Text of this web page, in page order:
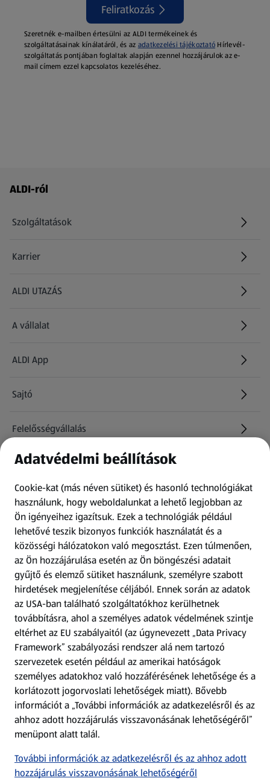
Feliratkozás
Szeretnék e-mailben értesülni az ALDI termékeinek és
szolgáltatásainak kínálatáról, és az adatkezelési tájékoztató Hírlevél-
szolgáltatás pontjában foglaltak alapján ezennel hozzájárulok az e-
mail címem ezzel kapcsolatos kezeléséhez.
Láblécmenü - további linkek
ALDI-ról
Szolgáltatások
Karrier
(új oldalon nyílik meg)
ALDI UTAZÁS
(új oldalon nyílik meg)
A vállalat
ALDI App
Sajtó
Felelősségvállalás
Információk
Kérdőív
Fizetési lehetőségek
ALDI utalványok
Árcsökkentés
Adattörlő alkalmazás
Szervizpont
(új oldalon nyílik meg)
Fedezz fel minket az interneten!
Töltsd le az ALDI Magyarország applikációt!
Adatvédelmi beállítások
Cookie-kat (más néven sütiket) és hasonló technológiákat
használunk, hogy weboldalunkat a lehető legjobban az
Ön igényeihez igazítsuk. Ezek a technológiák például
lehetővé teszik bizonyos funkciók használatát és a
közösségi hálózatokon való megosztást. Ezen túlmenően,
az Ön hozzájárulása esetén az Ön böngészési adatait
gyűjtő és elemző sütiket használunk, személyre szabott
hirdetések megjelenítése céljából. Ennek során az adatok
az USA-ban található szolgáltatókhoz kerülhetnek
továbbításra, ahol a személyes adatok védelmének szintje
eltérhet az EU szabályaitól (az úgynevezett „Data Privacy
Framework” szabályozási rendszer alá nem tartozó
szervezetek esetén például az amerikai hatóságok
személyes adatokhoz való hozzáférésének lehetősége és a
korlátozott jogorvoslati lehetőségek miatt). Bővebb
információt a „További információk az adatkezelésről és az
ahhoz adott hozzájárulás visszavonásának lehetőségéről”
menüpont alatt talál.
További információk az adatkezelésről és az ahhoz adott
hozzájárulás visszavonásának lehetőségéről